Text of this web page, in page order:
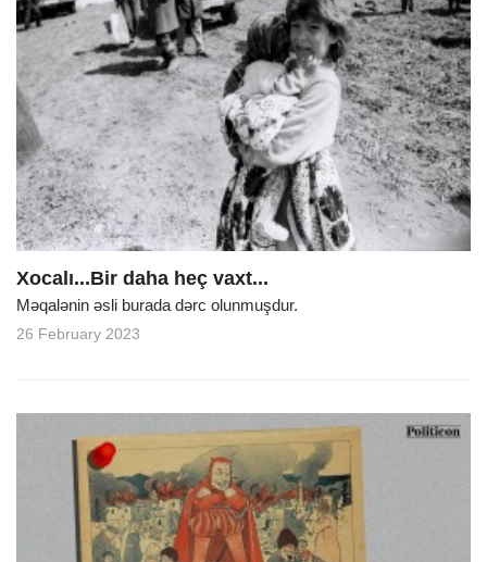
Xocalı...Bir daha heç vaxt...
Məqalənin əsli burada dərc olunmuşdur.
26 February 2023